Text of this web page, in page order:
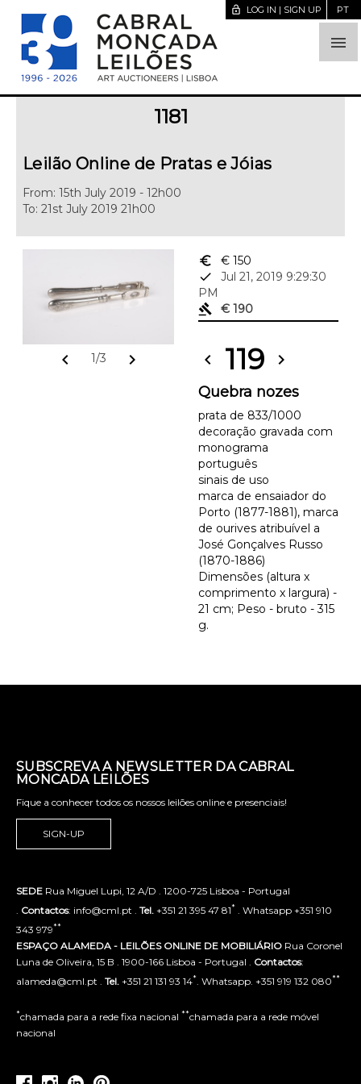

lock_open LOG IN | SIGN UP PT
1181
Leilão Online de Pratas e Jóias
From: 15th July 2019 - 12h00
To: 21st July 2019 21h00
chevron_left 1/3 chevron_right
euro_symbol
€ 150
done
Jul 21, 2019 9:29:30
PM
gavel
€ 190
chevron_left 119 chevron_right
Quebra nozes
prata de 833/1000
decoração gravada com
monograma
português
sinais de uso
marca de ensaiador do
Porto (1877-1881), marca
de ourives atribuível a
José Gonçalves Russo
(1870-1886)
Dimensões (altura x
comprimento x largura) -
21 cm; Peso - bruto - 315
g.
SUBSCREVA A NEWSLETTER DA CABRAL
MONCADA LEILÕES
Fique a conhecer todos os nossos leilões online e presenciais!
SIGN-UP
SEDE Rua Miguel Lupi, 12 A/D . 1200-725 Lisboa - Portugal
Contactos: info@cml.pt . Tel. +351 21 395 47 81* . Whatsapp +351 910
343 979**
ESPAÇO ALAMEDA - LEILÕES ONLINE DE MOBILIÁRIO Rua Coronel
Luna de Oliveira, 15 B . 1900-166 Lisboa - Portugal . Contactos:
alameda@cml.pt . Tel. +351 21 131 93 14* . Whatsapp. +351 919 132 080**
*chamada para a rede fixa nacional **chamada para a rede móvel
nacional